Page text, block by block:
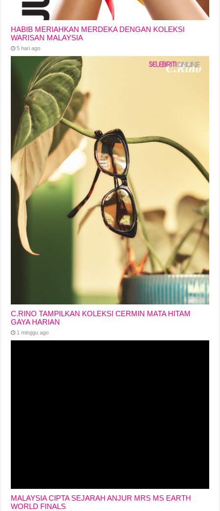
HABIB MERIAHKAN MERDEKA DENGAN KOLEKSI
WARISAN MALAYSIA
5 hari ago
C.RINO TAMPILKAN KOLEKSI CERMIN MATA HITAM
GAYA HARIAN
1 minggu ago
MALAYSIA CIPTA SEJARAH ANJUR MRS MS EARTH
WORLD FINALS